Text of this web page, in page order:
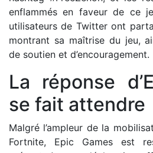
enflammés en faveur de ce
utilisateurs de Twitter ont
montrant sa maîtrise du jeu,
de soutien et d’encouragement.
La réponse
se fait attendre
Malgré l’ampleur de la
Fortnite, Epic Games est